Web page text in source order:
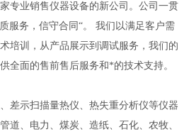
专业销售仪器设备的新公司 。公司一贯
服务，信守合同“。 我们以满足客户需
培训，从产品展示到调试服务，我们的
全面的售前售后服务和*的技术支持。
差示扫描量热仪、热失重分析仪等仪器
道、电力、煤炭、造纸、石化、农牧、